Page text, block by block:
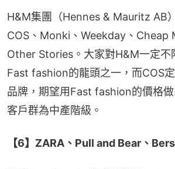
H&M集團（Hennes & Mauritz AB
COS、Monki、Weekday、Cheap
Other Stories。大家對H&M一定不
Fast fashion的龍頭之一，而COS
品牌，期望用Fast fashion的價格做
客戶群為中產階級。
【6】ZARA、Pull and Bear、